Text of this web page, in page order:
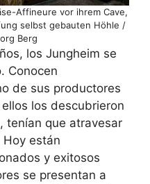
Affineure vor ihrem Cave,
selbst gebauten Höhle /
Berg
los Jungheim se
Conocen
de sus productores
los descubrieron
tenían que atravesar
están
y exitosos
se presentan a